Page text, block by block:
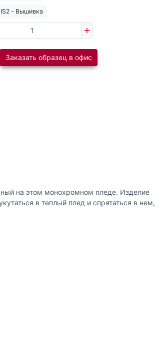
IS2 - Вышивка
Заказать образец в офис
на этом монохромном пледе. Изделие
в теплый плед и спрятаться в нем,